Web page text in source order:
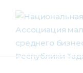
О нас
Деятельность
Проекты